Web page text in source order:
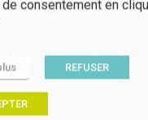
« marées vertes
consentement en
REFUSER